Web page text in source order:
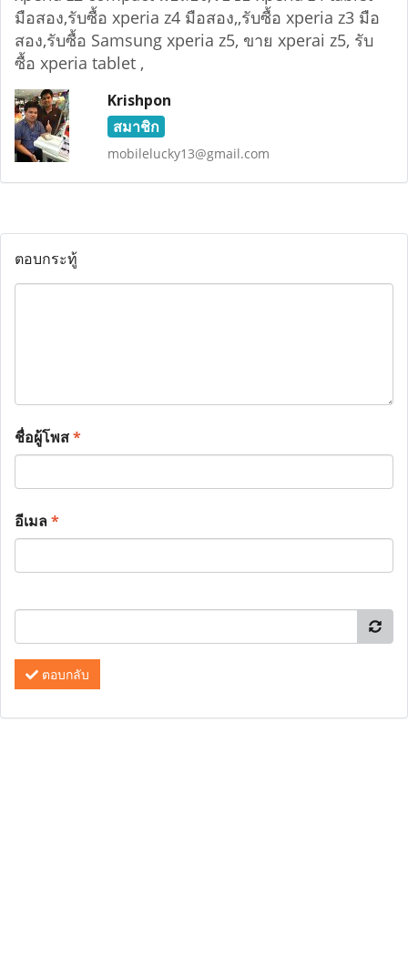
มือสอง,รับซื้อ xperia z4 มือสอง,,รับซื้อ xperia z3 มือ
สอง,รับซื้อ Samsung xperia z5, ขาย xperai z5, รับ
ซื้อ xperia tablet ,
Krishpon
สมาชิก
mobilelucky13@gmail.com
ตอบกระทู้
ชื่อผู้โพส*
อีเมล*
ตอบกลับ